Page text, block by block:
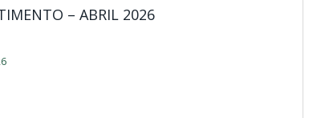
– ABRIL 2026